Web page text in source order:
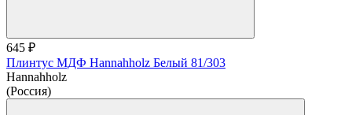
645 ₽
Плинтус МДФ Hannahholz Белый 81/303
Hannahholz
(Россия)